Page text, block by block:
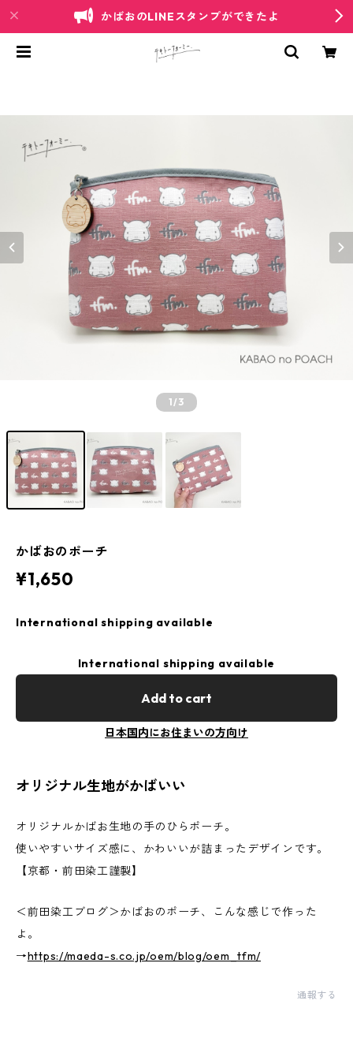
かばおのLINEスタンプができたよ
1/3
かばおのポーチ
¥1,650
International shipping available
International shipping available
Add to cart
日本国内にお住まいの方向け
オリジナル生地がかばいい
オリジナルかばお生地の手のひらポーチ。
使いやすいサイズ感に、かわいいが詰まったデザインです。
【京都・前田染工謹製】
＜前田染工ブログ＞かばおのポーチ、こんな感じで作った
よ。
→https://maeda-s.co.jp/oem/blog/oem_tfm/
通報する